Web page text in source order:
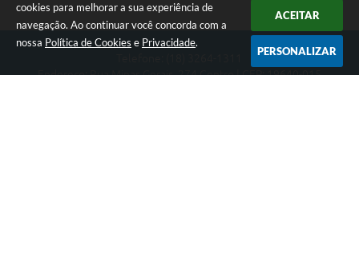
cookies para melhorar a sua experiência de
navegação. Ao continuar você concorda com a
nossa Política de Cookies e Privacidade.
ACEITAR
PERSONALIZAR
Endereço: Rua Minas Gerais, 274 Centro | CEP: 19640-015